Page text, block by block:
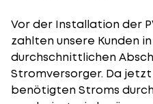
Vor der Installation der
zahlten unsere Kunden
durchschnittlichen
Stromversorger. Da jetzt
benötigten Stroms